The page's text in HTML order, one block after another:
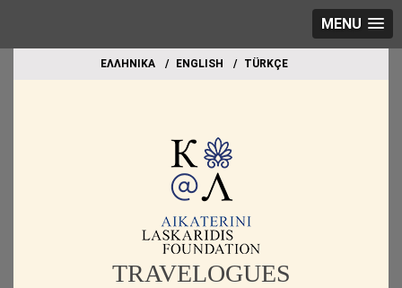
MENU
EΛΛΗΝΙΚΑ ΕΝGLISH TÜRKÇE
TRAVELOGUES